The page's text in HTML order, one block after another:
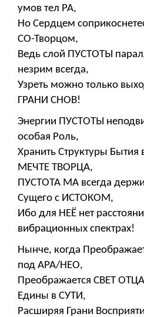
умов тел РА,
Но Сердцем
СО-Творцом,
Ведь слой ПУСТОТЫ
незрим всегда,
Узреть можно только
ГРАНИ СНОВ!
Энергии ПУСТОТЫ
особая Роль,
Хранить Структуры
МЕЧТЕ ТВОРЦА,
ПУСТОТА МА всегда
Сущего с ИСТОКОМ,
Ибо для НЕЁ нет
вибрационных спектрах!
Нынче, когда
под АРА/НЕО,
Преображается СВЕТ
Едины в СУТИ,
Расширяя Грани